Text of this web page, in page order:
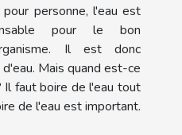
personne, l'eau est
pour le bon
Il est donc
Mais quand est-ce
Il faut boire de l'eau tout
de l'eau est important.